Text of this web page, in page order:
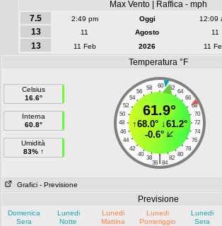
Max Vento | Raffica - mph
7.5
2:49 pm Oggi 12:09
13
11 Agosto 11
13
11 Feb 2026 11
Temperatura °F
Celsius
16.6°
Interna
60.8°
Umidità
83% ↑
60
58 62
56
64
54
66
52
68
50
70
48
72
46
74
44
76
42
78
40
80
38 82
|
36 84
61.9°
↑68.0°↓61.2°
-0.6°
Grafici - Previsione
Previsione
Domenica
Sera
Lunedi
Notte
Lunedi
Mattina
Lunedi
Pomeriggio
Lunedi
Sera